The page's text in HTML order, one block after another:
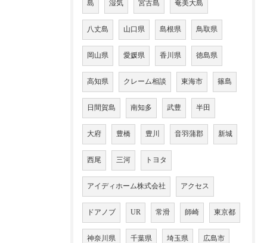
島 湿気 宮古島 奄美大島
八丈島 山口県 島根県 鳥取県
岡山県 愛媛県 香川県 徳島県
高知県 クレーム相談 東海市 篠島
日間賀島 南知多 武豊 半田
大府 豊橋 豊川 音羽蒲郡 新城
西尾 三河 トヨタ
アイディホーム株式会社 アクセス
ドアノブ UR 常滑 師崎 東京都
神奈川県 千葉県 埼玉県 広島市